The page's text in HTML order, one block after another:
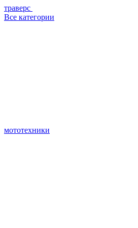
траверс
Все категории
мототехники